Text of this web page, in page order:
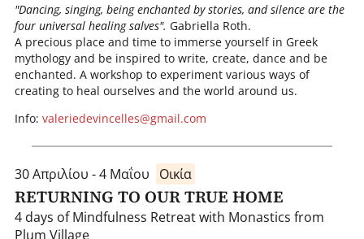
"Dancing, singing, being enchanted by stories, and silence are the
four universal healing salves". Gabriella Roth.
A precious place and time to immerse yourself in Greek
mythology and be inspired to write, create, dance and be
enchanted. A workshop to experiment various ways of
creating to heal ourselves and the world around us.
Info: valeriedevincelles@gmail.com
30 Απριλίου - 4 Μαΐου Οικία
RETURNING TO OUR TRUE HOME
4 days of Mindfulness Retreat with Monastics from
Plum Village